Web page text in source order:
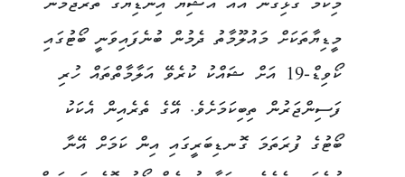
މިކަމާ ގުޅިގެން އެއާ އޭޝިޔާ އިންޑިޔާގެ ތަރުޖަމާން
މީޑިޔާތަކަށް މައުލޫމާތު ދެމުން ބުނެފައިވަނީ ބޯޓުގައި
ކޯވިޑް-19 އަށް ޝައްކު ކުރެވޭ އަލާމާތްތައް ހުރި
ފަސިންޖަރުން ތިބިކަމަށެވެ. އޭގެ ތެރެއިން އެކަކު
ބޯޓުގެ ފުރަތަމަ ގޮނޑިބަރީގައި އިން ކަމަށް އޭނާ